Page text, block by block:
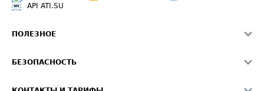
API ATI.SU
ПОЛЕЗНОЕ
Звезды ATI.SU на вашем сайте
БЕЗОПАСНОСТЬ